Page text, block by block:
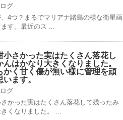
グ
4つ？まるでマリアナ諸島の様な衛星画
す。最近のス ...
小さかった実はたくさん落花し
はかなり大きくなりました。
かく甘く傷が無い様に管理を頑
ます。
グ
かった実はたくさん落花して残ったみ
くなりました。 ...